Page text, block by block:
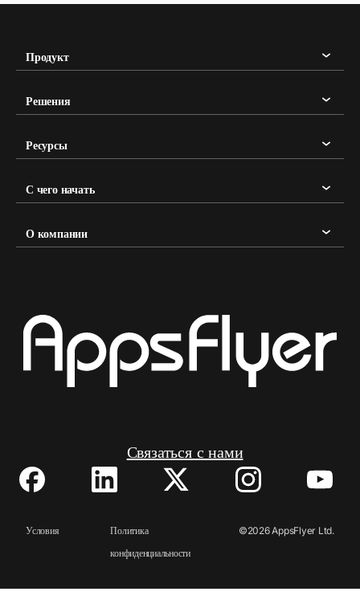
Продукт
Решения
Ресурсы
С чего начать
О компании
Связаться с нами
Условия
Политика
конфиденциальности
©2026 AppsFlyer Ltd.